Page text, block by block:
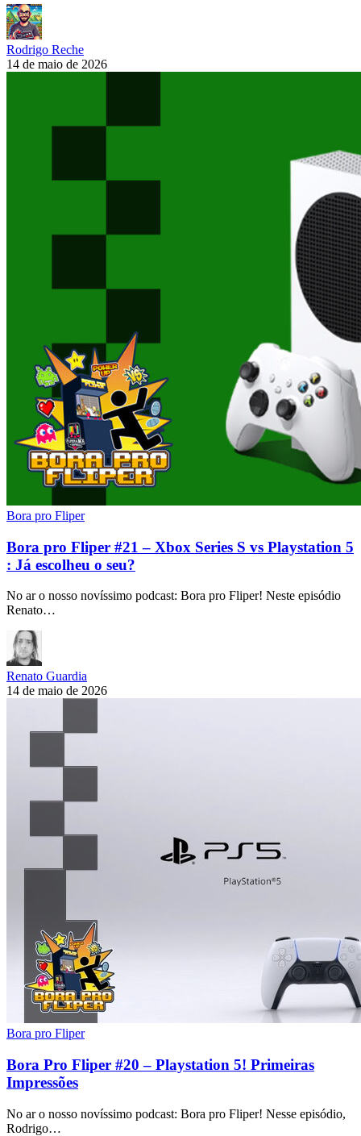
Rodrigo Reche
14 de maio de 2026
Bora pro Fliper
Bora pro Fliper #21 – Xbox Series S vs Playstation 5
: Já escolheu o seu?
No ar o nosso novíssimo podcast: Bora pro Fliper! Neste episódio
Renato…
Renato Guardia
14 de maio de 2026
Bora pro Fliper
Bora Pro Fliper #20 – Playstation 5! Primeiras
Impressões
No ar o nosso novíssimo podcast: Bora pro Fliper! Nesse episódio,
Rodrigo…